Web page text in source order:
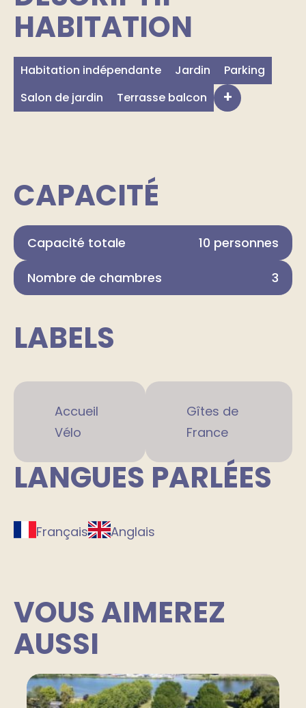
HABITATION
Habitation indépendante Jardin
Parking
Salon de jardin
Terrasse balcon +
CAPACITÉ
Capacité totale 10 personnes
Nombre de chambres 3
LABELS
Accueil
Vélo
Gîtes de
France
LANGUES PARLÉES
Français Anglais
VOUS AIMEREZ
AUSSI